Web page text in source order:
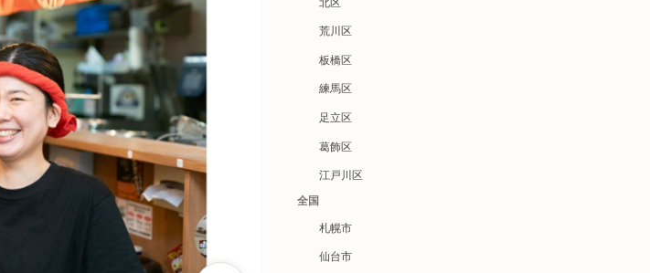
荒川区
板橋区
練馬区
足立区
葛飾区
江戸川区
全国
札幌市
仙台市